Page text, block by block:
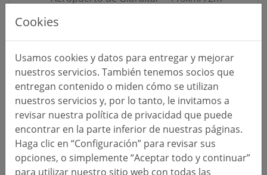
Estación de tren de Málaga – 21km/13m
(23 min) (also by train)
Playa – Pueblo Costero
HOSPITAL MÁS CERCANO:
HARE Benalmádena (“Zenit”) -
Benalmádena
COLEGIOS / INSTITUTOS:
The British College Torremuelle,
Benalmadena International College, St
Cookies
Usamos cookies y datos para entregar y mejorar
nuestros servicios. También tenemos socios que
entregan contenido o miden cómo se utilizan
nuestros servicios y, por lo tanto, le invitamos a
revisar nuestra política de privacidad que puede
encontrar en la parte inferior de nuestras páginas.
Haga clic en “Configuración” para revisar sus
opciones, o simplemente “Aceptar todo y continuar”
para utilizar nuestro sitio web con todas las